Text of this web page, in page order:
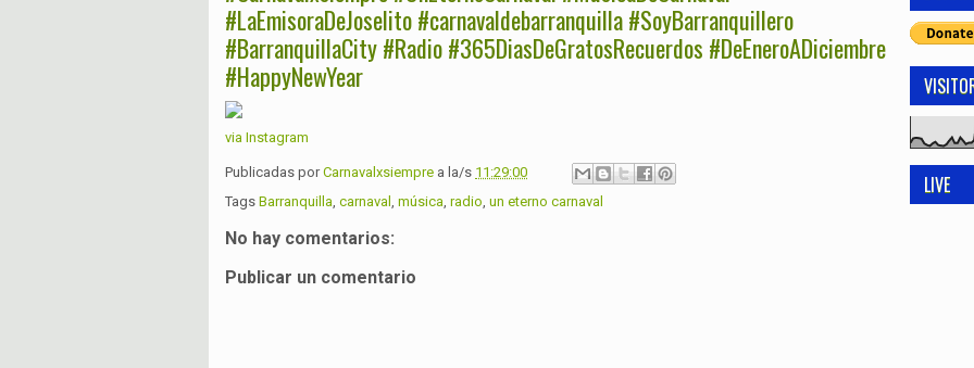
#LaEmisoraDeJoselito #carnavaldebarranquilla #SoyBarranquillero
#BarranquillaCity #Radio #365DiasDeGratosRecuerdos #DeEneroADiciembre
#HappyNewYear
via Instagram
Publicadas porCarnavalxsiempre a la/s 11:29:00
Tags Barranquilla carnaval música radio un eterno carnaval
No hay comentarios:
Publicar un comentario
LIVE